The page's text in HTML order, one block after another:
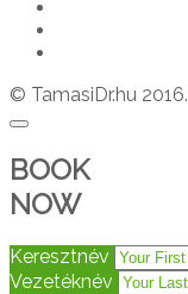
© TamasiDr.hu 2016.
BOOK
NOW
Keresztnév
Vezetéknév